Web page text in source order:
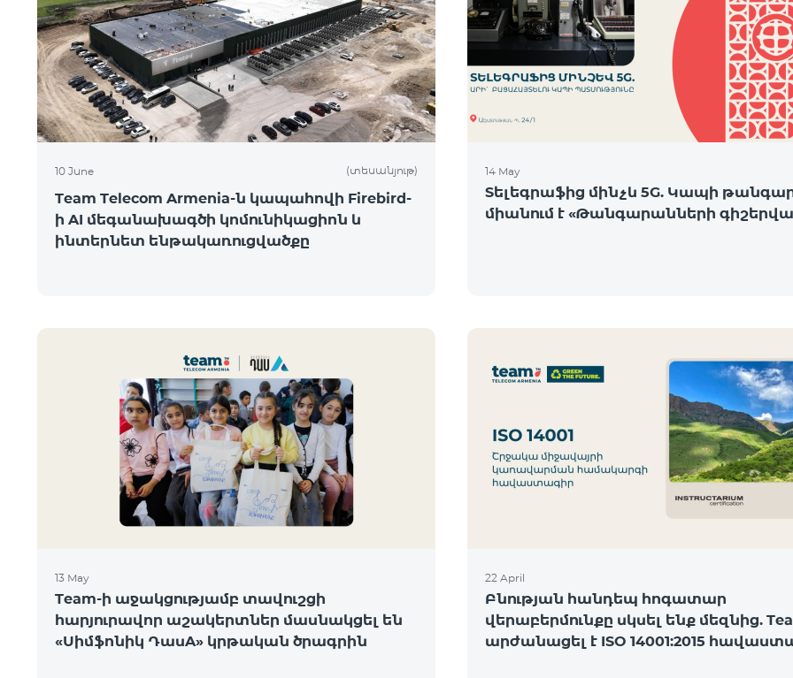
10 June (տեսանյութ)
Team Telecom Armenia-ն կապահովի Firebird-
ի AI մեգանախագծի կոմունիկացիոն և
ինտերնետ ենթակառուցվածքը
14 May
Տելեգրաֆից մինչև 5G. Կապի
միանում է «Թանգարանների
13 May
Team-ի աջակցությամբ տավուշցի
հարյուրավոր աշակերտներ մասնակցել են
«Սիմֆոնիկ ԴասA» կրթական ծրագրին
22 April
Բնության հանդեպ հոգատար
վերաբերմունքը սկսել ենք մեզնից.
արժանացել է ISO 14001:2015